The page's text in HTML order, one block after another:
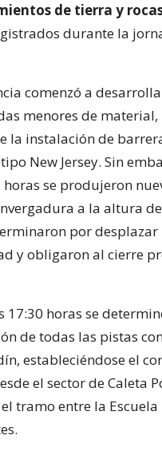
de tierra y
durante la
comenzó a
menores de
la instalación de
New Jersey. Sin
horas se produjeron
a la altura
por
y obligaron al cierre
17:30 horas se
de todas las pistas
estableciéndose el
el sector de Caleta
tramo entre la